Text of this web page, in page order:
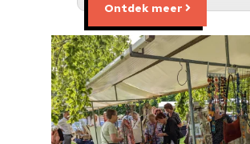
Ontdek meer